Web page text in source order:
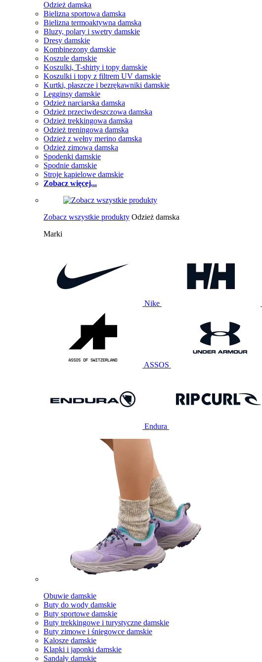
Odzież damska
Bielizna sportowa damska
Bielizna termoaktywna damska
Bluzy, polary i swetry damskie
Dresy damskie
Kombinezony damskie
Koszule damskie
Koszulki, T-shirty i topy damskie
Koszulki i topy z filtrem UV damskie
Kurtki, płaszcze i bezrękawniki damskie
Legginsy damskie
Odzież narciarska damska
Odzież przeciwdeszczowa damska
Odzież trekkingowa damska
Odzież treningowa damska
Odzież z wełny merino damska
Odzież zimowa damska
Spodenki damskie
Spodnie damskie
Stroje kąpielowe damskie
Zobacz więcej...
Zobacz wszystkie produkty Odzież damska
Marki
Nike
ASSOS
Endura
Obuwie damskie
Buty do wody damskie
Buty sportowe damskie
Buty trekkingowe i turystyczne damskie
Buty zimowe i śniegowce damskie
Kalosze damskie
Klapki i japonki damskie
Sandały damskie